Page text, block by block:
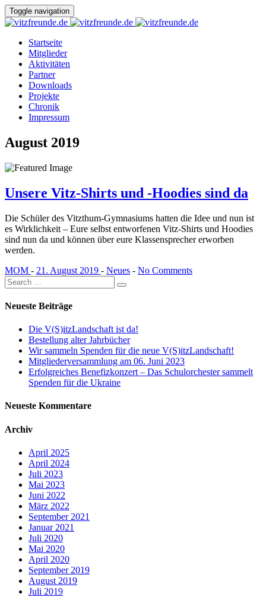
Toggle navigation
Startseite
Mitglieder
Aktivitäten
Partner
Downloads
Projekte
Chronik
Impressum
August 2019
Unsere Vitz-Shirts und -Hoodies sind da
Die Schüler des Vitzthum-Gymnasiums hatten die Idee und nun ist
es Wirklichkeit – Eure selbst entworfenen Vitz-Shirts und Hoodies
sind nun da und können über eure Klassensprecher erworben
werden.
MOM - 21. August 2019 - Neues - No Comments
Neueste Beiträge
Die V(S)itzLandschaft ist da!
Bestellung alter Jahrbücher
Wir sammeln Spenden für die neue V(S)itzLandschaft!
Mitgliederversammlung am 06. Juni 2023
Erfolgreiches Benefizkonzert – Das Schulorchester sammelt
Spenden für die Ukraine
Neueste Kommentare
Archiv
April 2025
April 2024
Juli 2023
Mai 2023
Juni 2022
März 2022
September 2021
Januar 2021
Juli 2020
Mai 2020
April 2020
September 2019
August 2019
Juli 2019